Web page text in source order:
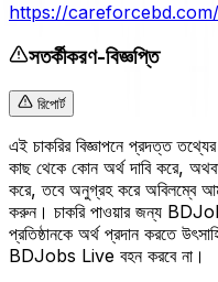
https://careforcebd.com/
সতর্কীকরণ-বিজ্ঞপ্তি
রিপোর্ট
এই চাকরির বিজ্ঞাপনে প্রদত্ত তথ্যের
কাছ থেকে কোন অর্থ দাবি করে,
করে, তবে অনুগ্রহ করে অবিলম্বে
করুন। চাকরি পাওয়ার জন্য
প্রতিষ্ঠানকে অর্থ প্রদান করতে
BDJobs Live বহন করবে না।